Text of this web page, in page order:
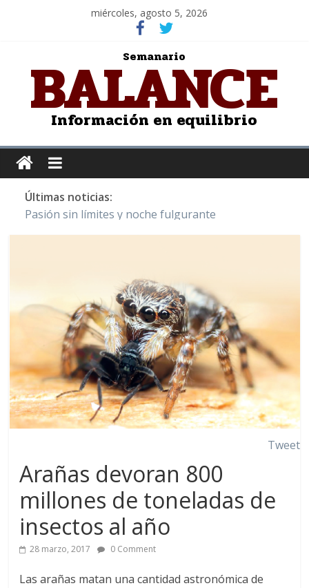
miércoles, agosto 5, 2026
Semanario
BALANCE
Información en equilibrio
Últimas noticias:
Pasión sin límites y noche fulgurante
Y Quetzalcóatl, le dio el maíz a la humanidad
Juntos hasta el último minuto
Tweet
Arañas devoran 800
millones de toneladas de
insectos al año
28 marzo, 2017 0 Comment
Las arañas matan una cantidad astronómica de